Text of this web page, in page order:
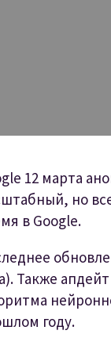
12 марта
но
в Google.
Также
году.